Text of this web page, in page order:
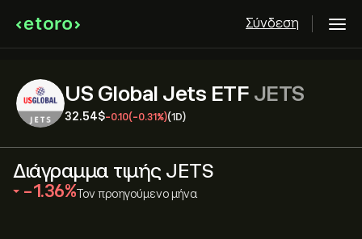
Σύνδεση
US Global Jets ETF JETS
32.54‎$‎-0.10(-0.31%)(1D)
Διάγραμμα τιμής JETS
‎-1.36‎ Τον προηγούμενο μήνα